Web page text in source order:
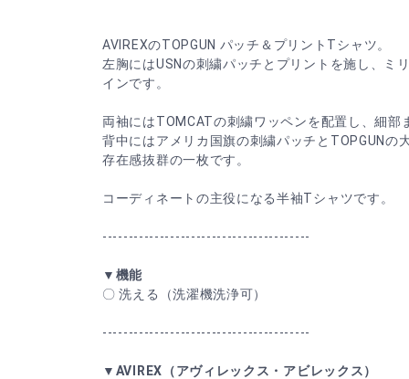
AVIREXのTOPGUN パッチ＆プリントTシャツ。
左胸にはUSNの刺繍パッチとプリントを施し、ミ
インです。
両袖にはTOMCATの刺繍ワッペンを配置し、細部
背中にはアメリカ国旗の刺繍パッチとTOPGUNの
存在感抜群の一枚です。
コーディネートの主役になる半袖Tシャツです。
----------------------------------------
▼機能
〇 洗える（洗濯機洗浄可）
----------------------------------------
▼AVIREX（アヴィレックス・アビレックス）